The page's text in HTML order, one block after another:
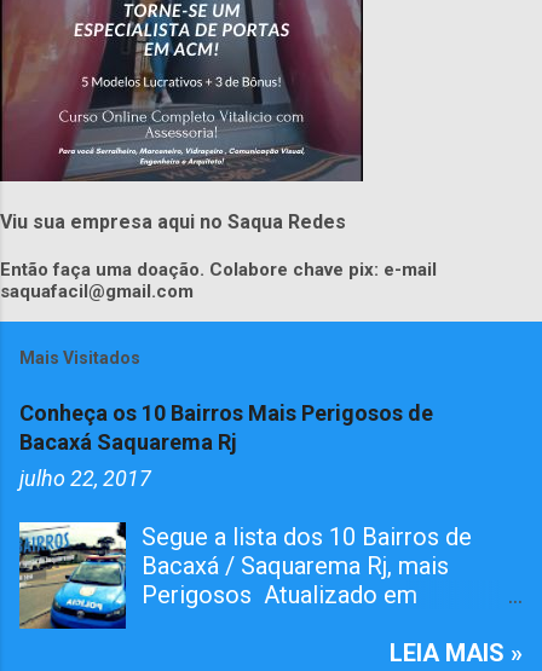
Viu sua empresa aqui no Saqua Redes
Então faça uma doação. Colabore chave pix: e-mail
saquafacil@gmail.com
Mais Visitados
Conheça os 10 Bairros Mais Perigosos de
Bacaxá Saquarema Rj
julho 22, 2017
Segue a lista dos 10 Bairros de
Bacaxá / Saquarema Rj, mais
Perigosos Atualizado em
Tiroteiro essa semana, não esta na
LEIA MAIS »